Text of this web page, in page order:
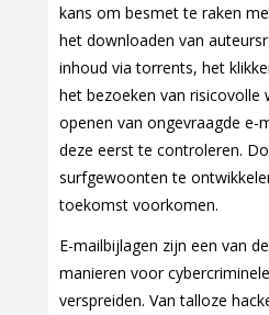
kans om besmet te raken
het downloaden van
inhoud via torrents, het
het bezoeken van risicovolle
openen van ongevraagde e-
deze eerst te controleren.
surfgewoonten te
toekomst voorkomen.
E-mailbijlagen zijn een van
manieren voor
verspreiden. Van talloze